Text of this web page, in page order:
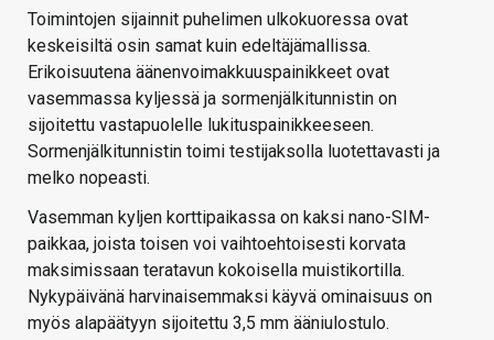
Toimintojen sijainnit puhelimen ulkokuoressa ovat
keskeisiltä osin samat kuin edeltäjämallissa.
Erikoisuutena äänenvoimakkuuspainikkeet ovat
vasemmassa kyljessä ja sormenjälkitunnistin on
sijoitettu vastapuolelle lukituspainikkeeseen.
Sormenjälkitunnistin toimi testijaksolla luotettavasti ja
melko nopeasti.
Vasemman kyljen korttipaikassa on kaksi nano-SIM-
paikkaa, joista toisen voi vaihtoehtoisesti korvata
maksimissaan teratavun kokoisella muistikortilla.
Nykypäivänä harvinaisemmaksi käyvä ominaisuus on
myös alapäätyyn sijoitettu 3,5 mm ääniulostulo.